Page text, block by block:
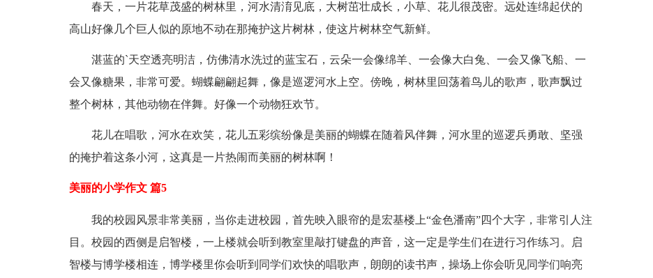
春天，一片花草茂盛的树林里，河水清淯见底，大树茁壮成长，小草、花儿很茂密。远处连绵起伏的
高山好像几个巨人似的原地不动在那掩护这片树林，使这片树林空气新鲜。
湛蓝的`天空透亮明洁，仿佛清水洗过的蓝宝石，云朵一会像绵羊、一会像大白兔、一会又像飞船、一
会又像糖果，非常可爱。蝴蝶翩翩起舞，像是巡逻河水上空。傍晚，树林里回荡着鸟儿的歌声，歌声飘过
整个树林，其他动物在伴舞。好像一个动物狂欢节。
花儿在唱歌，河水在欢笑，花儿五彩缤纷像是美丽的蝴蝶在随着风伴舞，河水里的巡逻兵勇敢、坚强
的掩护着这条小河，这真是一片热闹而美丽的树林啊！
美丽的小学作文 篇5
我的校园风景非常美丽，当你走进校园，首先映入眼帘的是宏基楼上“金色潘南”四个大字，非常引人注
目。校园的西侧是启智楼，一上楼就会听到教室里敲打键盘的声音，这一定是学生们在进行习作练习。启
智楼与博学楼相连，博学楼里你会听到同学们欢快的唱歌声，朗朗的读书声，操场上你会听见同学们响亮